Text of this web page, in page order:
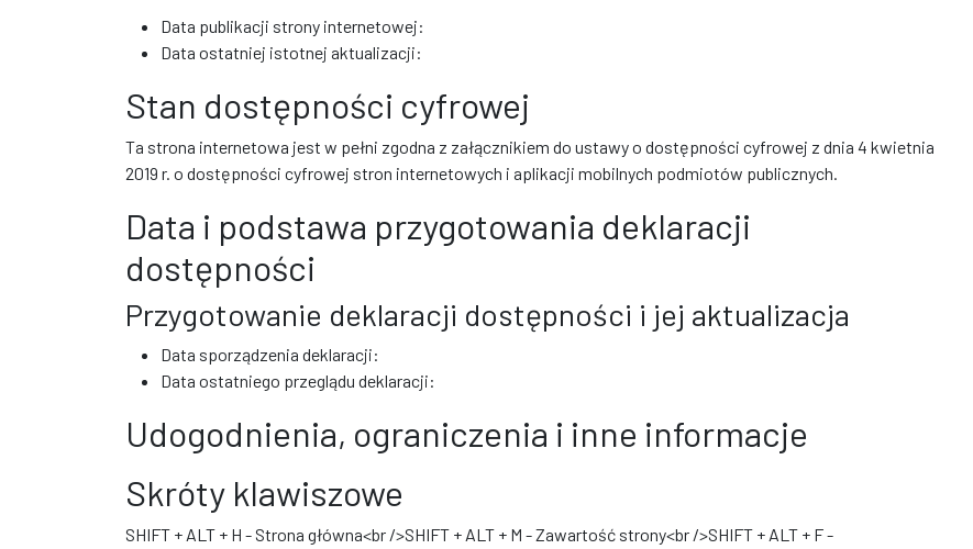
Data publikacji strony internetowej:
Data ostatniej istotnej aktualizacji:
Stan dostępności cyfrowej
Ta strona internetowa jest w pełni zgodna z załącznikiem do ustawy o dostępności cyfrowej z dnia 4 kwietnia
2019 r. o dostępności cyfrowej stron internetowych i aplikacji mobilnych podmiotów publicznych.
Data i podstawa przygotowania deklaracji
dostępności
Przygotowanie deklaracji dostępności i jej aktualizacja
Data sporządzenia deklaracji:
Data ostatniego przeglądu deklaracji:
Udogodnienia, ograniczenia i inne informacje
Skróty klawiszowe
SHIFT + ALT + H - Strona główna<br />SHIFT + ALT + M - Zawartość strony<br />SHIFT + ALT + F -